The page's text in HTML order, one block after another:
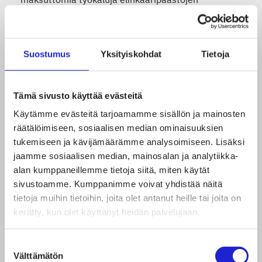
Suostumus Yksityiskohdat Tietoja
Tämä sivusto käyttää evästeitä
Käytämme evästeitä tarjoamamme sisällön ja mainosten
räätälöimiseen, sosiaalisen median ominaisuuksien
tukemiseen ja kävijämäärämme analysoimiseen. Lisäksi
jaamme sosiaalisen median, mainosalan ja analytiikka-
alan kumppaneillemme tietoja siitä, miten käytät
sivustoamme. Kumppanimme voivat yhdistää näitä
tietoja muihin tietoihin, joita olet antanut heille tai joita on
kerätty, kun olet käyttänyt heidän palvelujaan.
valinta
Välttämätön
Poikkisektoraaliset toimet tärkeä osa
kokonaisuutta
Suomen Tekstiili & Muoti pitää erittäin positiivisena,
että suunnitelmassa on huomioitu myös
poikkisektoraaliset toimet, kuten julkisten
hankintojen, kiertotalouden ja biotalouden avulla
saavutettavat päästövähennysmahdollisuudet.
Liitto pitää tärkeänä, että keskeisten
päästövähennysten saavuttamiseksi